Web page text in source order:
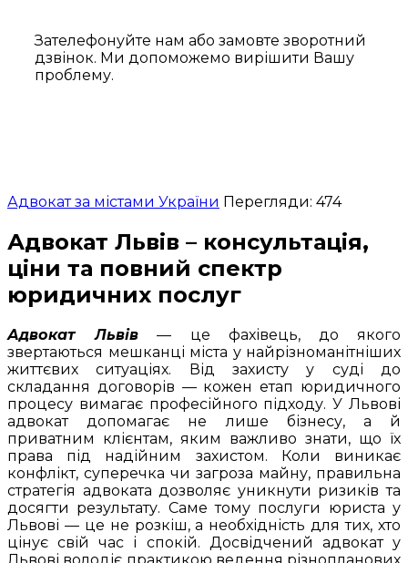
Зателефонуйте нам або замовте зворотний
дзвінок. Ми допоможемо вирішити Вашу
проблему.
Адвокат за містами України Перегляди: 474
Адвокат Львів – консультація,
ціни та повний спектр
юридичних послуг
Адвокат Львів — це фахівець, до якого
звертаються мешканці міста у найрізноманітніших
життєвих ситуаціях. Від захисту у суді до
складання договорів — кожен етап юридичного
процесу вимагає професійного підходу. У Львові
адвокат допомагає не лише бізнесу, а й
приватним клієнтам, яким важливо знати, що їх
права під надійним захистом. Коли виникає
конфлікт, суперечка чи загроза майну, правильна
стратегія адвоката дозволяє уникнути ризиків та
досягти результату. Саме тому послуги юриста у
Львові — це не розкіш, а необхідність для тих, хто
цінує свій час і спокій. Досвідчений адвокат у
Львові володіє практикою ведення різнопланових